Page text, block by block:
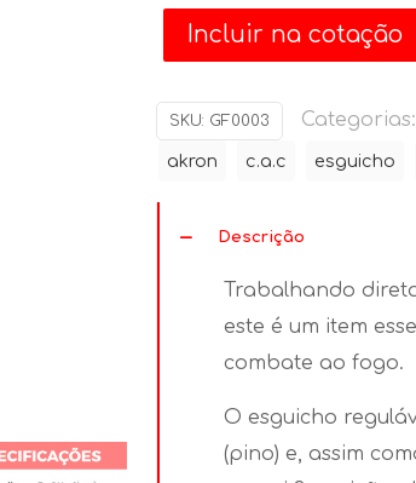
Incluir na cotação
SKU: GF0003 Categorias:
akron c.a.c esguicho
Descrição
Trabalhando
este é um item
combate ao fogo.
O esguicho
(pino) e, assim